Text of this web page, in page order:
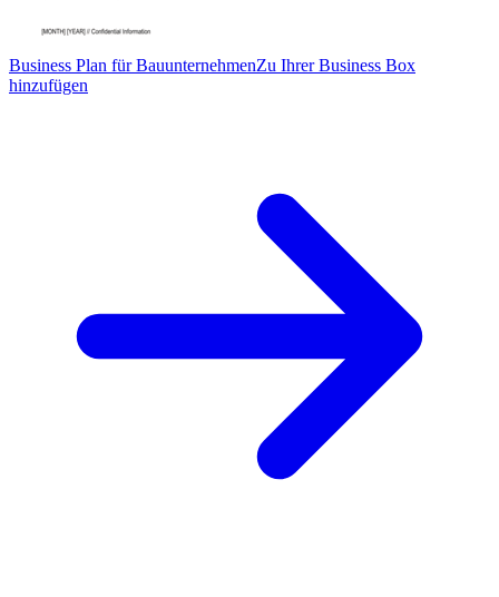
Business Plan für BauunternehmenZu Ihrer Business Box
hinzufügen